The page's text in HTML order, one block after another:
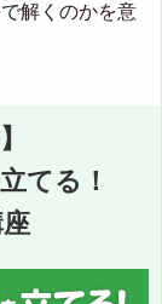
解くのかを意
てる！